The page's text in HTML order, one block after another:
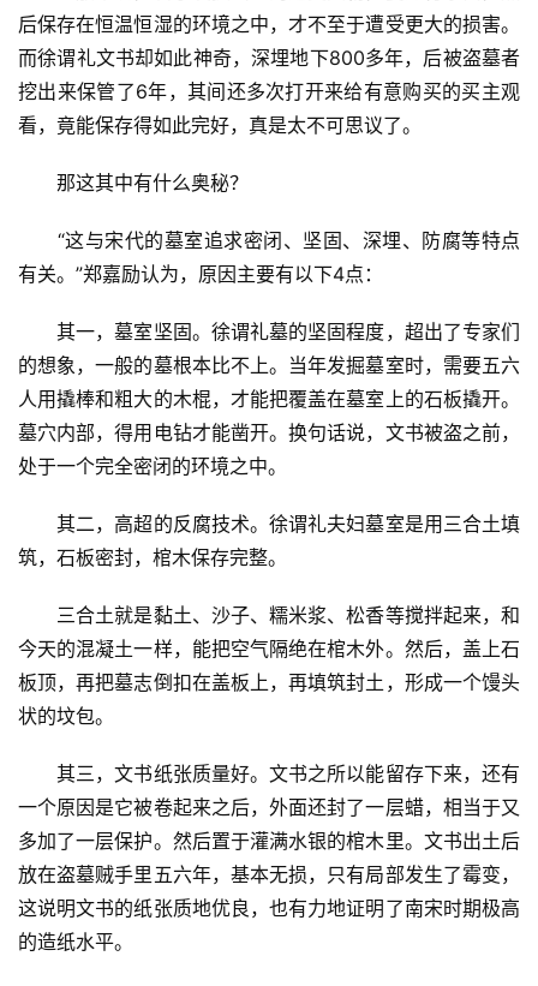
后保存在恒温恒湿的环境之中，才不至于遭受更大的损害。
而徐谓礼文书却如此神奇，深埋地下800多年，后被盗墓者
挖出来保管了6年，其间还多次打开来给有意购买的买主观
看，竟能保存得如此完好，真是太不可思议了。
那这其中有什么奥秘？
“这与宋代的墓室追求密闭、坚固、深埋、防腐等特点
有关。”郑嘉励认为，原因主要有以下4点：
其一，墓室坚固。徐谓礼墓的坚固程度，超出了专家们
的想象，一般的墓根本比不上。当年发掘墓室时，需要五六
人用撬棒和粗大的木棍，才能把覆盖在墓室上的石板撬开。
墓穴内部，得用电钻才能凿开。换句话说，文书被盗之前，
处于一个完全密闭的环境之中。
其二，高超的反腐技术。徐谓礼夫妇墓室是用三合土填
筑，石板密封，棺木保存完整。
三合土就是黏土、沙子、糯米浆、松香等搅拌起来，和
今天的混凝土一样，能把空气隔绝在棺木外。然后，盖上石
板顶，再把墓志倒扣在盖板上，再填筑封土，形成一个馒头
状的坟包。
其三，文书纸张质量好。文书之所以能留存下来，还有
一个原因是它被卷起来之后，外面还封了一层蜡，相当于又
多加了一层保护。然后置于灌满水银的棺木里。文书出土后
放在盗墓贼手里五六年，基本无损，只有局部发生了霉变，
这说明文书的纸张质地优良，也有力地证明了南宋时期极高
的造纸水平。